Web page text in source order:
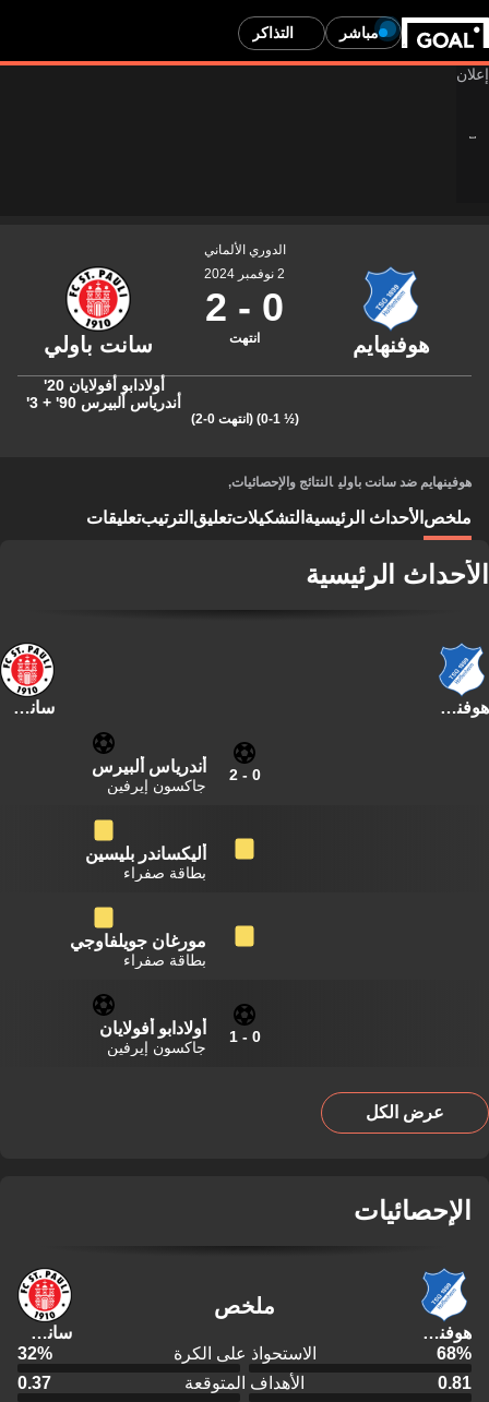
مباشر التذاكر
الدوري الألماني
2 نوفمبر 2024
0
-
2
انتهت
أولادابو أفولايان 20'
أندرياس ألبيرس 90' + 3'
(½ 0-1) (انتهت 0-2)
هوفينهايم ضد سانت باولي النتائج والإحصائيات,
ملخص الأحداث الرئيسية التشكيلاتتعليق الترتيبتعليقات
الأحداث الرئيسية
هوفنهايم سانت باولي
0
-
2 أندرياس ألبيرس
جاكسون إيرفين
أليكساندر بليسين
بطاقة صفراء
مورغان جويلفاوجي
بطاقة صفراء
0
-
1 أولادابو أفولايان
جاكسون إيرفين
عرض الكل
الإحصائيات
هوفنهايم
ملخص
سانت باولي
68% الاستحواذ على الكرة 32%
0.81
الأهداف المتوقعة
0.37